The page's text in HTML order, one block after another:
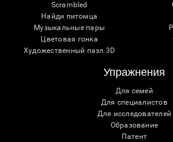
Scrambled
Найди питомца
Музыкальные пары
Цветовая гонка
Художественный пазл 3D
Упражнения
Для семей
Для специалистов
Для исследователей
Образование
Патент